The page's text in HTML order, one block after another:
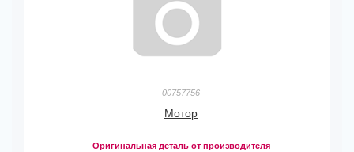
00757756
Мотор
Оригинальная деталь от производителя